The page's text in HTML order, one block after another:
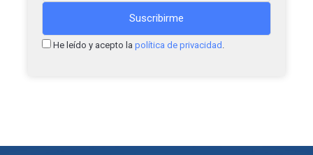
He leído y acepto la política de privacidad